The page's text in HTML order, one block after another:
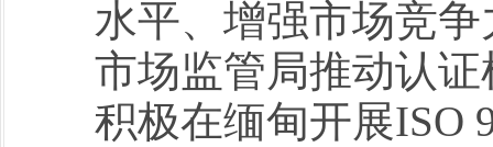
水平、增强市场竞
市场监管局推动认
积极在缅甸开展ISO